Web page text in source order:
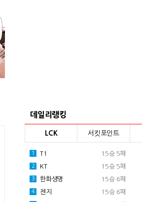
데일리랭킹
LCK 서킷포인트
1 T1 15승 5패
2 KT 15승 5패
3 한화생명 15승 6패
4 젠지 15승 6패